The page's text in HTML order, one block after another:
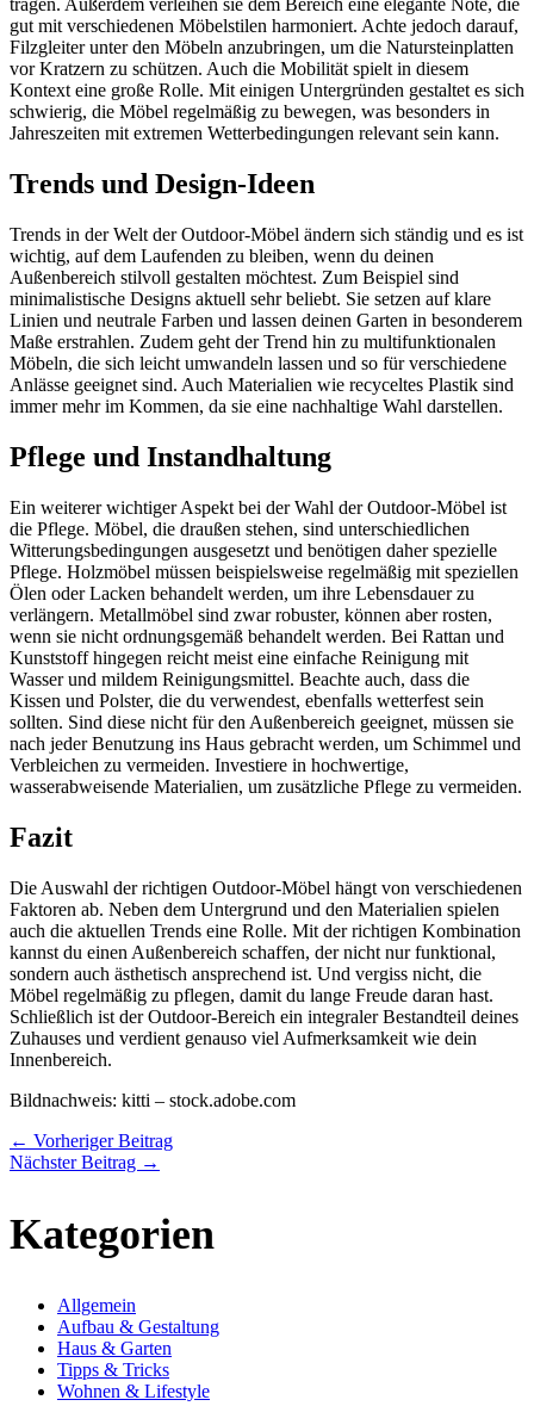
tragen. Außerdem verleihen sie dem Bereich eine elegante Note, die
gut mit verschiedenen Möbelstilen harmoniert. Achte jedoch darauf,
Filzgleiter unter den Möbeln anzubringen, um die Natursteinplatten
vor Kratzern zu schützen. Auch die Mobilität spielt in diesem
Kontext eine große Rolle. Mit einigen Untergründen gestaltet es sich
schwierig, die Möbel regelmäßig zu bewegen, was besonders in
Jahreszeiten mit extremen Wetterbedingungen relevant sein kann.
Trends und Design-Ideen
Trends in der Welt der Outdoor-Möbel ändern sich ständig und es ist
wichtig, auf dem Laufenden zu bleiben, wenn du deinen
Außenbereich stilvoll gestalten möchtest. Zum Beispiel sind
minimalistische Designs aktuell sehr beliebt. Sie setzen auf klare
Linien und neutrale Farben und lassen deinen Garten in besonderem
Maße erstrahlen. Zudem geht der Trend hin zu multifunktionalen
Möbeln, die sich leicht umwandeln lassen und so für verschiedene
Anlässe geeignet sind. Auch Materialien wie recyceltes Plastik sind
immer mehr im Kommen, da sie eine nachhaltige Wahl darstellen.
Pflege und Instandhaltung
Ein weiterer wichtiger Aspekt bei der Wahl der Outdoor-Möbel ist
die Pflege. Möbel, die draußen stehen, sind unterschiedlichen
Witterungsbedingungen ausgesetzt und benötigen daher spezielle
Pflege. Holzmöbel müssen beispielsweise regelmäßig mit speziellen
Ölen oder Lacken behandelt werden, um ihre Lebensdauer zu
verlängern. Metallmöbel sind zwar robuster, können aber rosten,
wenn sie nicht ordnungsgemäß behandelt werden. Bei Rattan und
Kunststoff hingegen reicht meist eine einfache Reinigung mit
Wasser und mildem Reinigungsmittel. Beachte auch, dass die
Kissen und Polster, die du verwendest, ebenfalls wetterfest sein
sollten. Sind diese nicht für den Außenbereich geeignet, müssen sie
nach jeder Benutzung ins Haus gebracht werden, um Schimmel und
Verbleichen zu vermeiden. Investiere in hochwertige,
wasserabweisende Materialien, um zusätzliche Pflege zu vermeiden.
Fazit
Die Auswahl der richtigen Outdoor-Möbel hängt von verschiedenen
Faktoren ab. Neben dem Untergrund und den Materialien spielen
auch die aktuellen Trends eine Rolle. Mit der richtigen Kombination
kannst du einen Außenbereich schaffen, der nicht nur funktional,
sondern auch ästhetisch ansprechend ist. Und vergiss nicht, die
Möbel regelmäßig zu pflegen, damit du lange Freude daran hast.
Schließlich ist der Outdoor-Bereich ein integraler Bestandteil deines
Zuhauses und verdient genauso viel Aufmerksamkeit wie dein
Innenbereich.
Bildnachweis: kitti – stock.adobe.com
← Vorheriger Beitrag
Nächster Beitrag →
Kategorien
Allgemein
Aufbau & Gestaltung
Haus & Garten
Tipps & Tricks
Wohnen & Lifestyle